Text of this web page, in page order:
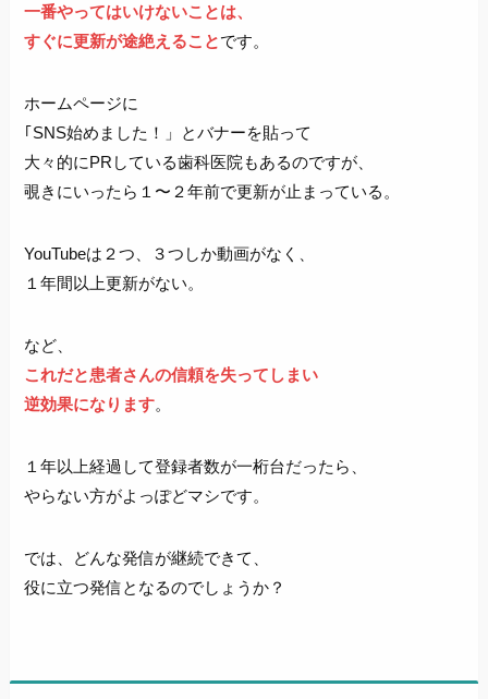
一番やってはいけないことは、
すぐに更新が途絶えることです。
ホームページに
｢SNS始めました！」とバナーを貼って
大々的にPRしている歯科医院もあるのですが、
覗きにいったら１〜２年前で更新が止まっている。
YouTubeは２つ、３つしか動画がなく、
１年間以上更新がない。
など、
これだと患者さんの信頼を失ってしまい
逆効果になります。
１年以上経過して登録者数が一桁台だったら、
やらない方がよっぽどマシです。
では、どんな発信が継続できて、
役に立つ発信となるのでしょうか？